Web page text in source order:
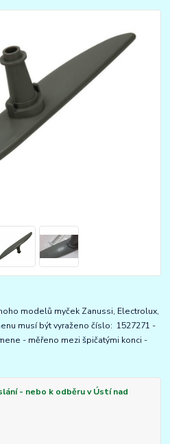
modelů myček Zanussi, Electrolux,
musí být vyraženo číslo: 1527271 -
- měřeno mezi špičatými konci -
- nebo k odběru v Ústí nad